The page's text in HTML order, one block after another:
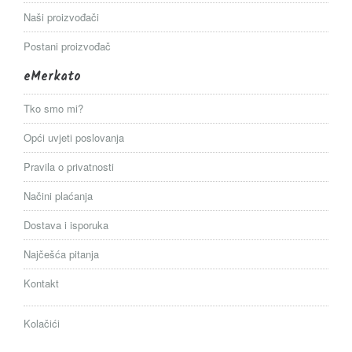
Naši proizvođači
Postani proizvođač
eMerkato
Tko smo mi?
Opći uvjeti poslovanja
Pravila o privatnosti
Načini plaćanja
Dostava i isporuka
Najčešća pitanja
Kontakt
Kolačići